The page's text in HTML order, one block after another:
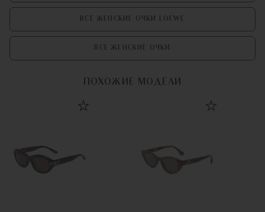
ВСЕ ЖЕНСКИЕ ОЧКИ LOEWE
ВСЕ ЖЕНСКИЕ ОЧКИ
ПОХОЖИЕ МОДЕЛИ